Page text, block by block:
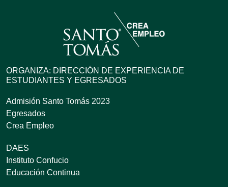
ORGANIZA: DIRECCIÓN DE EXPERIENCIA DE
ESTUDIANTES Y EGRESADOS
Admisión Santo Tomás 2023
Egresados
Crea Empleo
DAES
Instituto Confucio
Educación Continua